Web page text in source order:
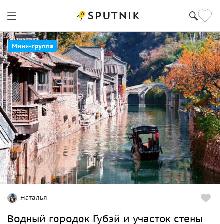
Мини-группа
Наталья
Водный городок Губэй и участок стены